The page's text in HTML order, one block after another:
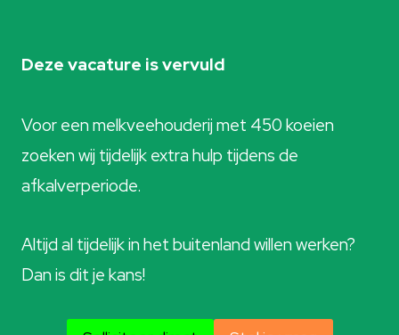
Deze vacature is vervuld
Voor een melkveehouderij met 450 koeien
zoeken wij tijdelijk extra hulp tijdens de
afkalverperiode.
Altijd al tijdelijk in het buitenland willen werken?
Dan is dit je kans!